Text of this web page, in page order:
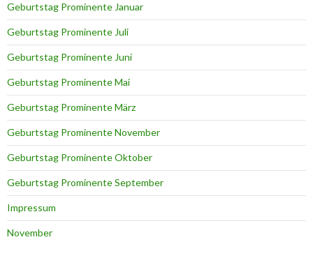
Geburtstag Prominente Januar
Geburtstag Prominente Juli
Geburtstag Prominente Juni
Geburtstag Prominente Mai
Geburtstag Prominente März
Geburtstag Prominente November
Geburtstag Prominente Oktober
Geburtstag Prominente September
Impressum
November